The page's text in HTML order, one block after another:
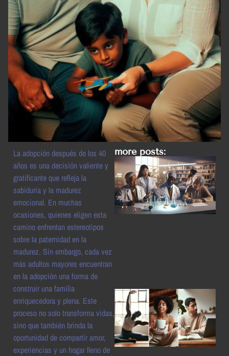
La adopción después de los 40
años es una decisión valiente y
gratificante que refleja la
sabiduría y la madurez
emocional. En muchas
ocasiones, quienes eligen esta
camino enfrentan estereotipos
sobre la paternidad en la
madurez. Sin embargo, cada vez
más adultos mayores encuentran
en la adopción una forma de
construir una familia
enriquecedora y plena. Este
proceso no solo transforma vidas,
sino que también brinda la
oportunidad de compartir amor,
experiencias y un hogar lleno de
more posts: